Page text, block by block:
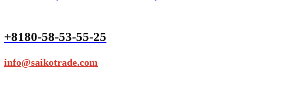
+8180-58-53-55-25
info@saikotrade.com